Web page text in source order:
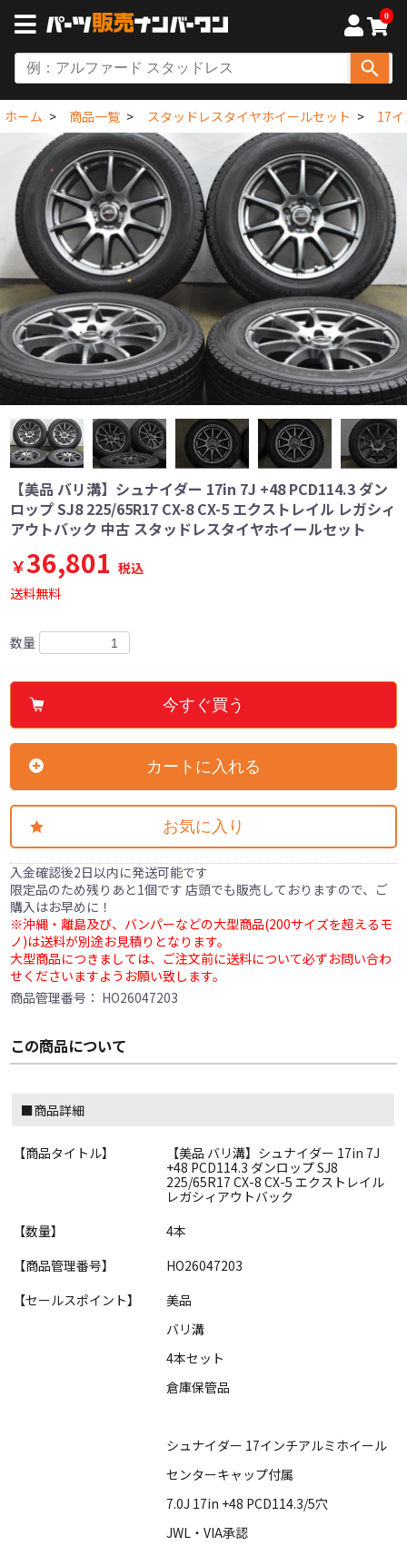
0
ホーム 商品一覧 スタッドレスタイヤホイールセット 17
【美品 バリ溝】シュナイダー 17in 7J +48 PCD114.3 ダン
ロップ SJ8 225/65R17 CX-8 CX-5 エクストレイル レガシィ
アウトバック 中古 スタッドレスタイヤホイールセット
￥36,801 税込
送料無料
数量
今すぐ買う
カートに入れる
お気に入り
入金確認後2日以内に発送可能です
限定品のため残りあと1個です 店頭でも販売しておりますので、ご
購入はお早めに！
※沖縄・離島及び、バンパーなどの大型商品(200サイズを超えるモ
ノ)は送料が別途お見積りとなります。
大型商品につきましては、ご注文前に送料について必ずお問い合わ
せくださいますようお願い致します。
商品管理番号： HO26047203
この商品について
■商品詳細
【商品タイトル】
【美品 バリ溝】シュナイダー 17in 7J
+48 PCD114.3 ダンロップ SJ8
225/65R17 CX-8 CX-5 エクストレイル
レガシィアウトバック
【数量】
4本
【商品管理番号】
HO26047203
【セールスポイント】
美品
バリ溝
4本セット
倉庫保管品
シュナイダー 17インチアルミホイール
センターキャップ付属
7.0J 17in +48 PCD114.3/5穴
JWL・VIA承認